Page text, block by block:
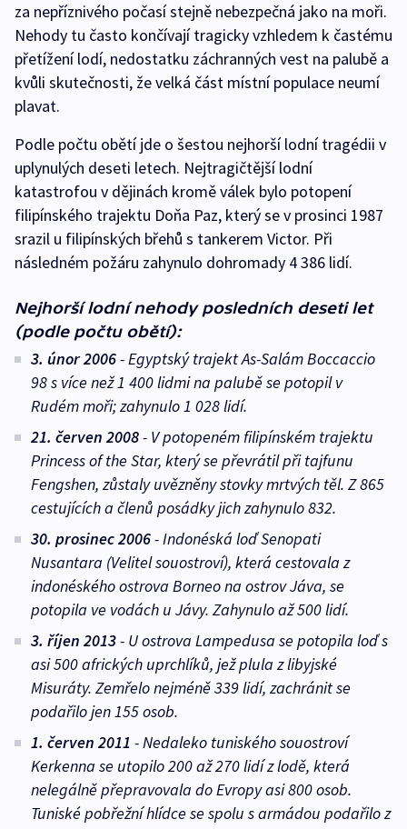
za nepříznivého počasí stejně nebezpečná jako na moři.
Nehody tu často končívají tragicky vzhledem k častému
přetížení lodí, nedostatku záchranných vest na palubě a
kvůli skutečnosti, že velká část místní populace neumí
plavat.
Podle počtu obětí jde o šestou nejhorší lodní tragédii v
uplynulých deseti letech. Nejtragičtější lodní
katastrofou v dějinách kromě válek bylo potopení
filipínského trajektu Doňa Paz, který se v prosinci 1987
srazil u filipínských břehů s tankerem Victor. Při
následném požáru zahynulo dohromady 4 386 lidí.
Nejhorší lodní nehody posledních deseti let
(podle počtu obětí):
3. únor 2006- Egyptský trajekt As-Salám Boccaccio
98 s více než 1 400 lidmi na palubě se potopil v
Rudém moři; zahynulo 1 028 lidí.
21. červen 2008- V potopeném filipínském trajektu
Princess of the Star, který se převrátil při tajfunu
Fengshen, zůstaly uvězněny stovky mrtvých těl. Z 865
cestujících a členů posádky jich zahynulo 832.
30. prosinec 2006- Indonéská loď Senopati
Nusantara (Velitel souostroví), která cestovala z
indonéského ostrova Borneo na ostrov Jáva, se
potopila ve vodách u Jávy. Zahynulo až 500 lidí.
3. říjen 2013- U ostrova Lampedusa se potopila loď s
asi 500 afrických uprchlíků, jež plula z libyjské
Misuráty. Zemřelo nejméně 339 lidí, zachránit se
podařilo jen 155 osob.
1. červen 2011 - Nedaleko tuniského souostroví
Kerkenna se utopilo 200 až 270 lidí z lodě, která
nelegálně přepravovala do Evropy asi 800 osob.
Tuniské pobřežní hlídce se spolu s armádou podařilo z